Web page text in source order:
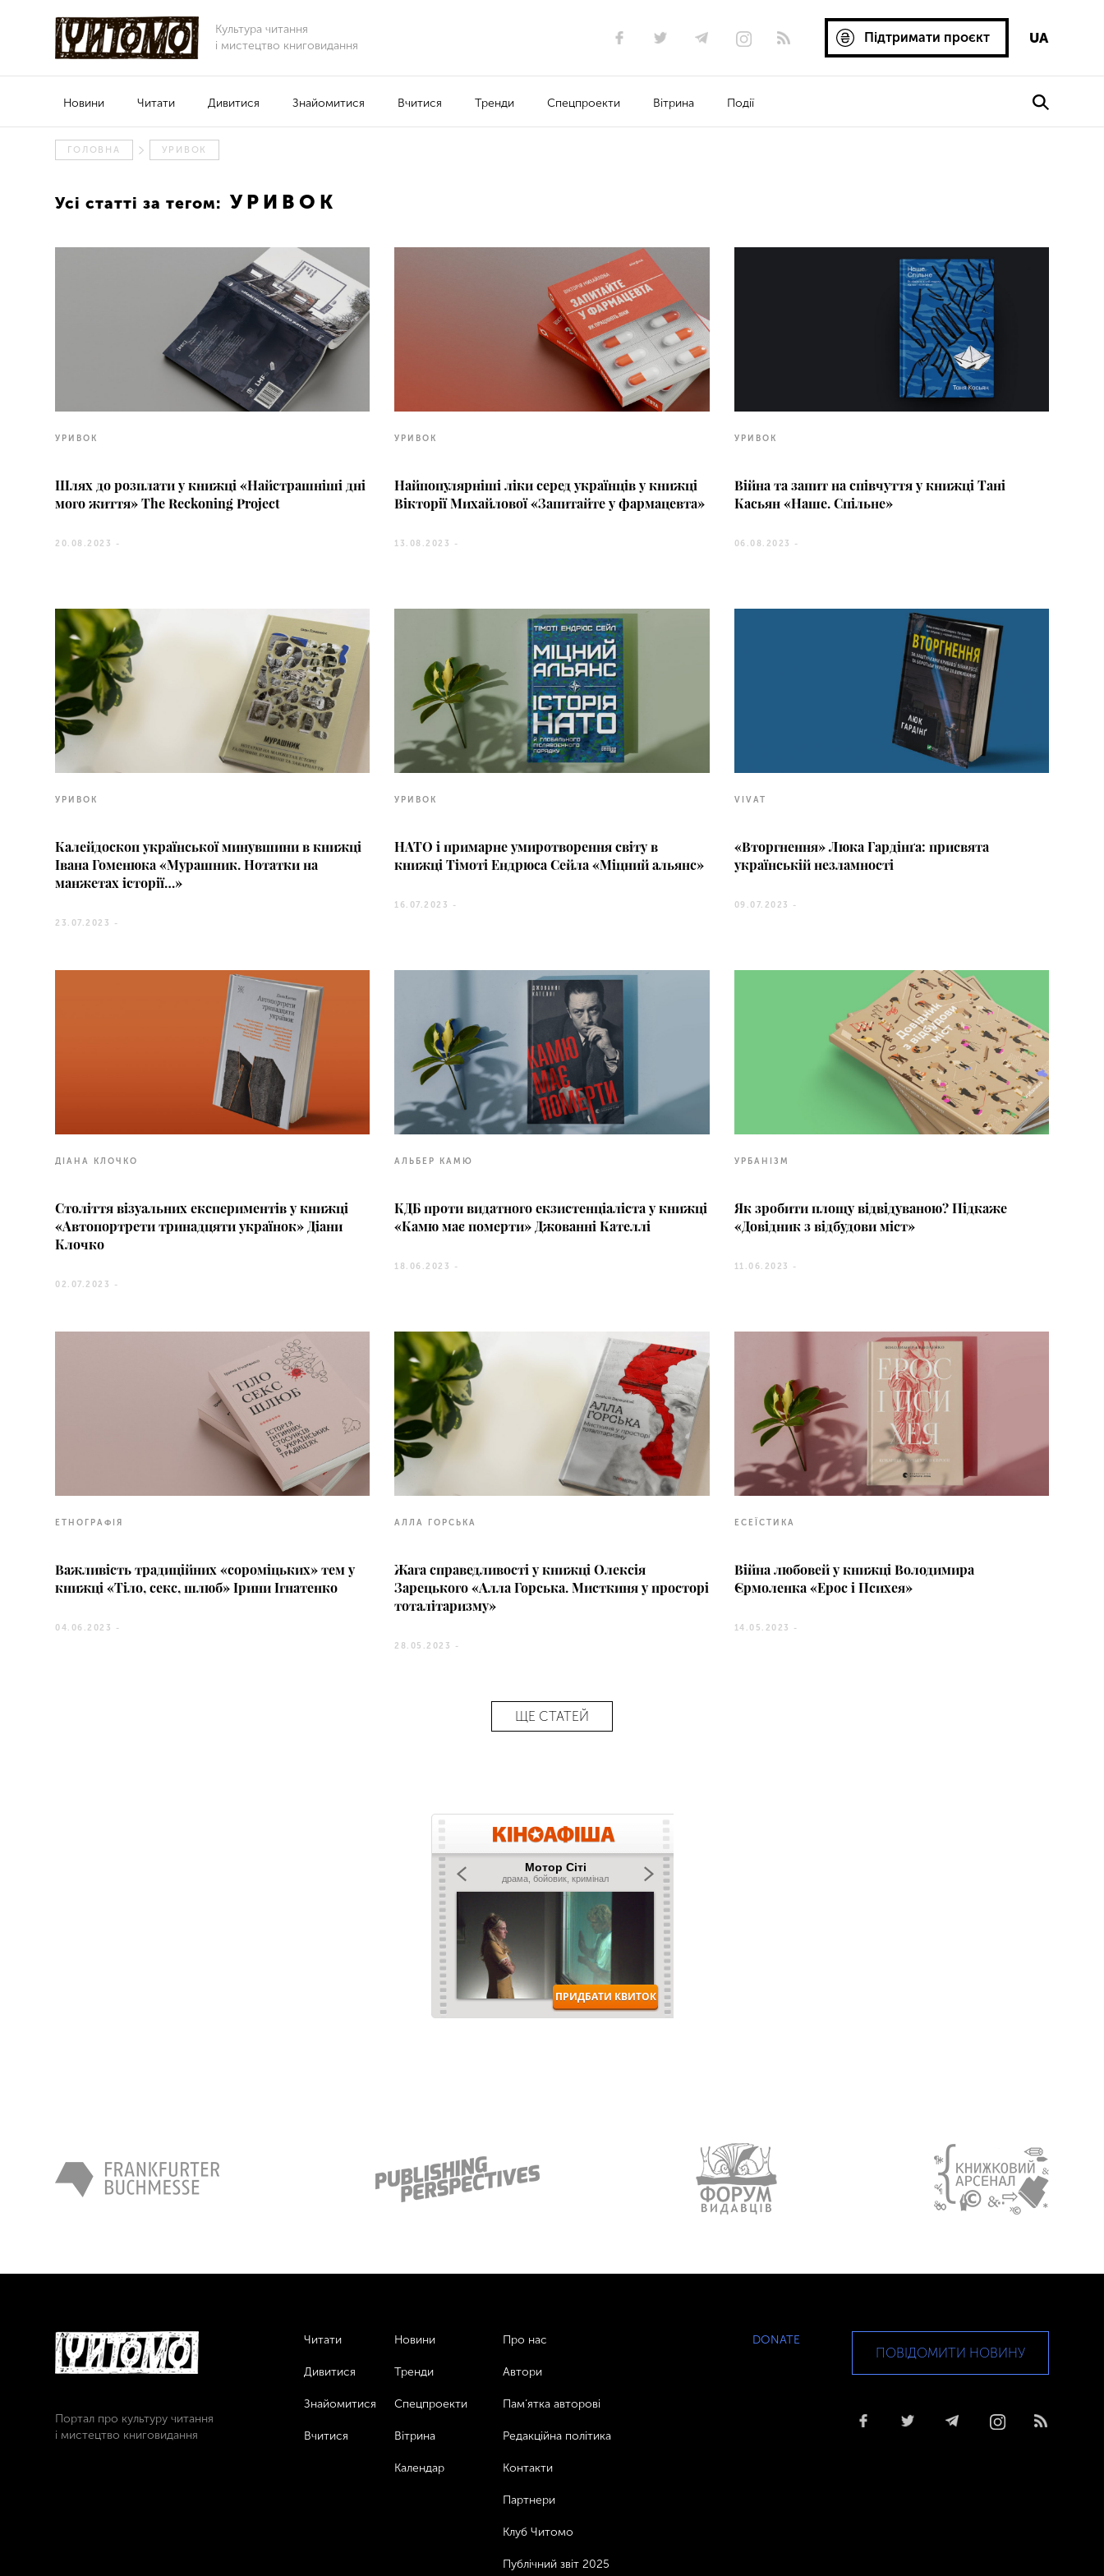
Культура читання
і мистецтво книговидання
UA
Підтримати проєкт
Новини Читати Дивитися Знайомитися Вчитися Тренди Спецпроекти Вітрина Події
ГОЛОВНА УРИВОК
Усі статті за тегом: УРИВОК
УРИВОК
Шлях до розплати у книжці «Найстрашніші дні
мого життя» The Reckoning Project
20.08.2023 -
УРИВОК
Найпопулярніші ліки серед українців у книжці
Вікторії Михайлової «Запитайте у фармацевта»
13.08.2023 -
УРИВОК
Війна та запит на співчуття у книжці Тані
Касьян «Наше. Спільне»
06.08.2023 -
УРИВОК
Калейдоскоп української минувшини в книжці
Івана Гоменюка «Мурашник. Нотатки на
манжетах історії…»
23.07.2023 -
УРИВОК
НАТО і примарне умиротворення світу в
книжці Тімоті Ендрюса Сейла «Міцний альянс»
16.07.2023 -
VIVAT
«Вторгнення» Люка Гардінґа: присвята
українській незламності
09.07.2023 -
ДІАНА КЛОЧКО
Століття візуальних експериментів у книжці
«Автопортрети тринадцяти українок» Діани
Клочко
02.07.2023 -
АЛЬБЕР КАМЮ
КДБ проти видатного екзистенціаліста у книжці
«Камю має померти» Джованні Кателлі
18.06.2023 -
УРБАНІЗМ
Як зробити площу відвідуваною? Підкаже
«Довідник з відбудови міст»
11.06.2023 -
ЕТНОГРАФІЯ
Важливість традиційних «сороміцьких» тем у
книжці «Тіло, секс, шлюб» Ірини Ігнатенко
04.06.2023 -
АЛЛА ГОРСЬКА
Жага справедливості у книжці ​​Олексія
Зарецького «Алла Горська. Мисткиня у просторі
тоталітаризму»
28.05.2023 -
ЕСЕЇСТИКА
Війна любовей у книжці Володимира
Єрмоленка «Ерос і Психея»
14.05.2023 -
ЩЕ СТАТЕЙ
Портал про культуру читання
і мистецтво книговидання
Читати
Дивитися
Знайомитися
Вчитися
Новини
Тренди
Спецпроекти
Вітрина
Календар
Про нас
Автори
Пам’ятка авторові
Редакційна політика
Контакти
Партнери
Клуб Читомо
Публічний звіт 2025
DONATE
ПОВІДОМИТИ НОВИНУ